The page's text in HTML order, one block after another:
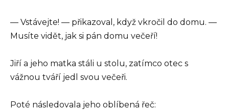
— Vstávejte! — přikazoval, když vkročil do domu. —
Musíte vidět, jak si pán domu večeří!
Jiří a jeho matka stáli u stolu, zatímco otec s
vážnou tváří jedl svou večeři.
Poté následovala jeho oblíbená řeč: